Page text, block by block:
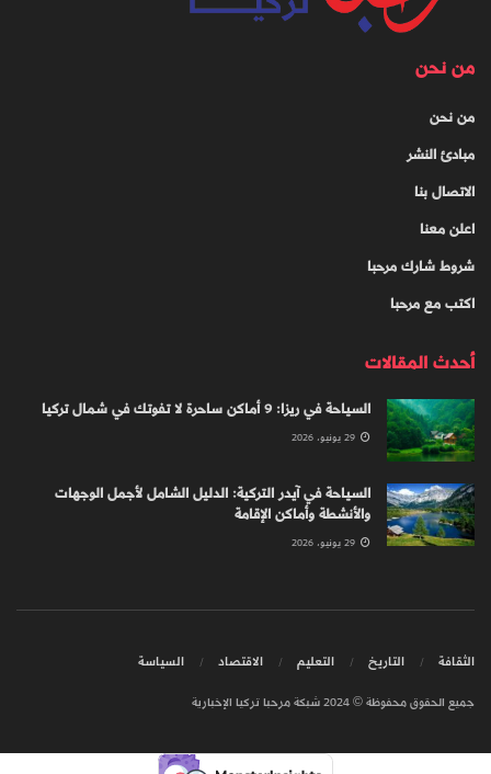
من نحن
من نحن
مبادئ النشر
الاتصال بنا
اعلن معنا
شروط شارك مرحبا
اكتب مع مرحبا
أحدث المقالات
السياحة في ريزا: 9 أماكن ساحرة لا تفوتك في شمال تركيا
السياحة في آيدر التركية: الدليل الشامل لأجمل الوجهات
والأنشطة وأماكن الإقامة
الثقافة التاريخ التعليم الاقتصاد السياسة
جميع الحقوق محفوظة © 2024 شبكة مرحبا تركيا الإخبارية